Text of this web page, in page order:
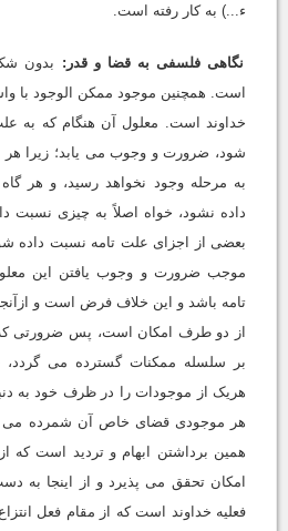
ء...) به کار رفته است.
نگاهى فلسفى به قضا و قدر: بدون
است. همچنین موجود ممکن الوجود با
خداوند است. معلول آن هنگام که به
شود، ضرورت و وجوب مى یابد؛ زیرا
به مرحله وجود نخواهد رسید، و هر
داده نشود، خواه اصلاً به چیزى نسبت
بعضى از اجزاى علت تامه نسبت داده
موجب ضرورت و وجوب یافتن این
تامه باشد و این خلاف فرض است و
از دو طرف امکان است، پس ضرورتى که
بر سلسله ممکنات گسترده مى
هریک از موجودات را در ظرف خود به
هر موجودى قضاى خاص آن شمرده مى
همین برداشتن ابهام و تردید است که
امکان تحقق مى پذیرد و از اینجا به
فعلیه خداوند است که از مقام فعل